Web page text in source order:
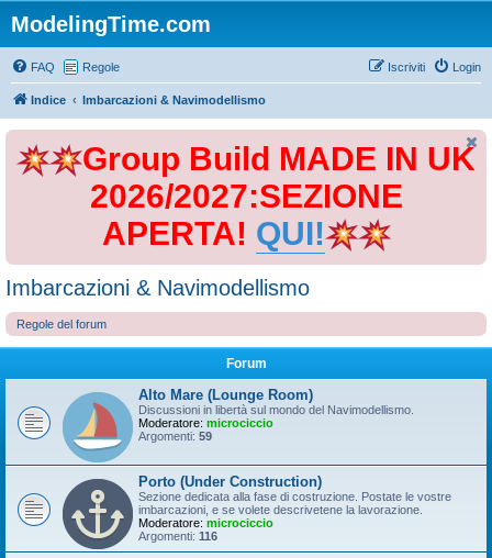
ModelingTime.com
FAQ Regole Login
Iscriviti
Indice Imbarcazioni & Navimodellismo
Group Build MADE IN UK
2026/2027:SEZIONE
APERTA! QUI!
Imbarcazioni & Navimodellismo
Regole del forum
Forum
Alto Mare (Lounge Room)
Discussioni in libertà sul mondo del Navimodellismo.
Moderatore: microciccio
Argomenti: 59
Porto (Under Construction)
Sezione dedicata alla fase di costruzione. Postate le vostre
imbarcazioni, e se volete descrivetene la lavorazione.
Moderatore: microciccio
Argomenti: 116